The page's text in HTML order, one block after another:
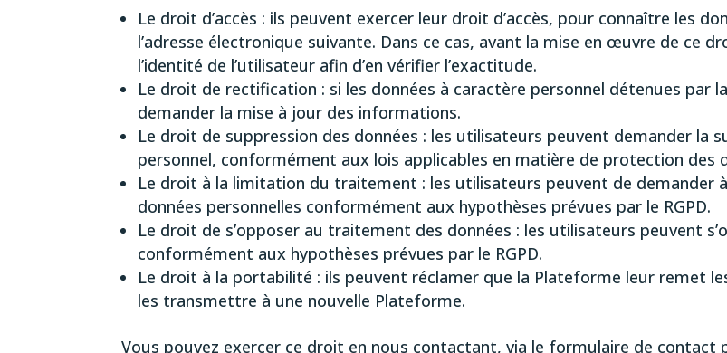
Le droit d’accès : ils peuvent exercer leur droit d’accès, pour connaître les
l’adresse électronique suivante. Dans ce cas, avant la mise en œuvre de ce
l’identité de l’utilisateur afin d’en vérifier l’exactitude.
Le droit de rectification : si les données à caractère personnel détenues par
demander la mise à jour des informations.
Le droit de suppression des données : les utilisateurs peuvent demander la
personnel, conformément aux lois applicables en matière de protection des
Le droit à la limitation du traitement : les utilisateurs peuvent de demander
données personnelles conformément aux hypothèses prévues par le RGPD.
Le droit de s’opposer au traitement des données : les utilisateurs peuvent
conformément aux hypothèses prévues par le RGPD.
Le droit à la portabilité : ils peuvent réclamer que la Plateforme leur remet
les transmettre à une nouvelle Plateforme.
Vous pouvez exercer ce droit en nous contactant, via le formulaire de